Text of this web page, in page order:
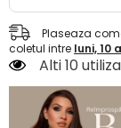
Plaseaza
coletul intre luni, 10
Alti 10